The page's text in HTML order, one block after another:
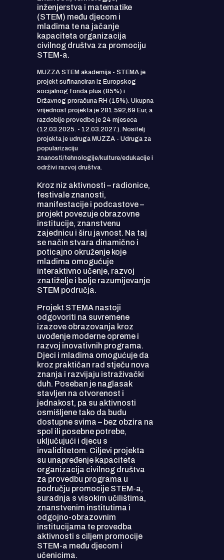
inženjerstva i matematike
(STEM) među djecom i
mladima te na jačanje
kapaciteta organizacija
civilnog društva za promociju
STEM-a.
MUZZA STEM akademija - STEMA je
projekt sufinanciran iz Europskog
socijalnog fonda plus (85%) i
Državnog proračuna RH (15%). Ukupna
vrijednost projekta je 281.592,69 Eur, a
razdoblje provedbe je 24 mjeseca
(12.03.2025. - 12.03.2027.). Nositelj
projekta je udruga MUZZA - Udruga za
popularizaciju
znanosti/tehnologije/kulture/edukacije i
održivi razvoj društva.
Kroz niz aktivnosti – radionice,
festivale znanosti,
manifestacije i podcastove –
projekt povezuje obrazovne
institucije, znanstvenu
zajednicu i širu javnost. Na taj
se način stvara dinamično i
poticajno okruženje koje
mladima omogućuje
interaktivno učenje, razvoj
znatiželje i bolje razumijevanje
STEM područja.
Projekt STEMA nastoji
odgovoriti na suvremene
izazove obrazovanja kroz
uvođenje moderne opreme i
razvoj inovativnih programa.
Djeci i mladima omogućuje da
kroz praktičan rad stječu nova
znanja i razvijaju istraživački
duh. Poseban je naglasak
stavljen na otvorenost i
jednakost, pa su aktivnosti
osmišljene tako da budu
dostupne svima – bez obzira na
spol ili posebne potrebe,
uključujući i djecu s
invaliditetom. Ciljevi projekta
su unapređenje kapaciteta
organizacija civilnog društva
za provedbu programa u
području promocije STEM-a,
suradnja s visokim učilištima,
znanstvenim institutima i
odgojno-obrazovnim
institucijama te provedba
aktivnosti s ciljem promocije
STEM-a među djecom i
učenicima.